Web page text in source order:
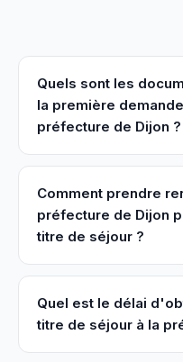
Quels sont les
la première
préfecture de Dijon ?
Comment prendre
préfecture de Dijon
titre de séjour ?
Quel est le délai
titre de séjour à la